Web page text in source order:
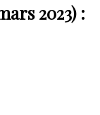
2023) :